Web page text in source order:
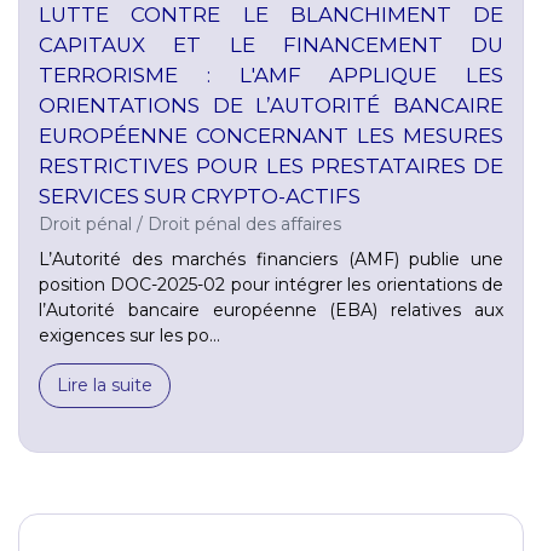
LUTTE CONTRE LE BLANCHIMENT DE
CAPITAUX ET LE FINANCEMENT DU
TERRORISME : L'AMF APPLIQUE LES
ORIENTATIONS DE L’AUTORITÉ BANCAIRE
EUROPÉENNE CONCERNANT LES MESURES
RESTRICTIVES POUR LES PRESTATAIRES DE
SERVICES SUR CRYPTO-ACTIFS
Droit pénal / Droit pénal des affaires
L’Autorité des marchés financiers (AMF) publie une
position DOC-2025-02 pour intégrer les orientations de
l’Autorité bancaire européenne (EBA) relatives aux
exigences sur les po...
Lire la suite